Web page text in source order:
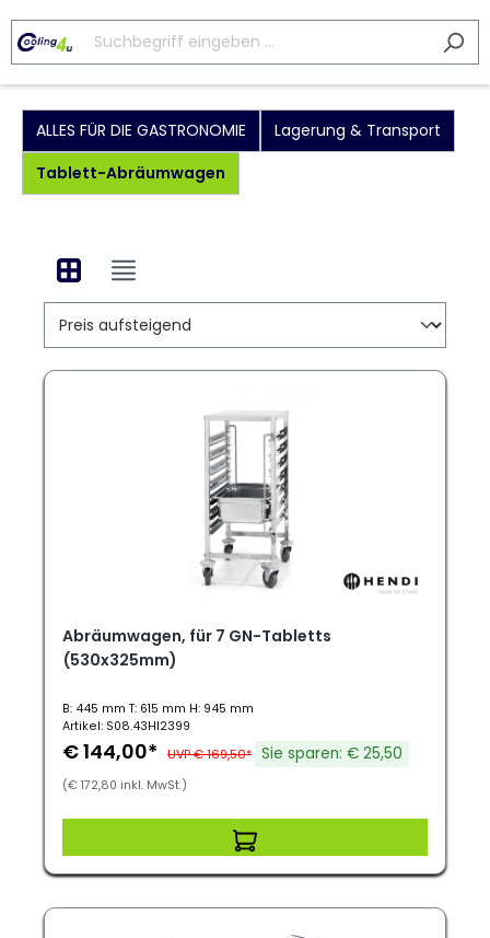
ALLES FÜR DIE GASTRONOMIE
Lagerung & Transport
Tablett-Abräumwagen
Abräumwagen, für 7 GN-Tabletts
(530x325mm)
B: 445 mm T: 615 mm H: 945 mm
Artikel: S08.43HI2399
€ 144,00* UVP € 169,50* Sie sparen: € 25,50
(€ 172,80 inkl. MwSt.)